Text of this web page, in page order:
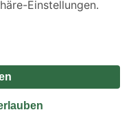
Verfügbarkeiten beziehen
mit Speditionsversand, hier
Vertrag widerrufen